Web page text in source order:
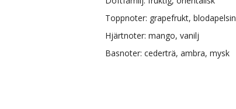
Toppnoter: grapefrukt, blodapelsin
Hjärtnoter: mango, vanilj
Basnoter: cederträ, ambra, mysk